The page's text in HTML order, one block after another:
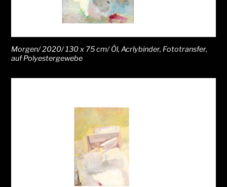
Morgen/ 2020/ 130 x 75 cm/ Öl, Acrlybinder, Fototransfer,
auf Polyestergewebe